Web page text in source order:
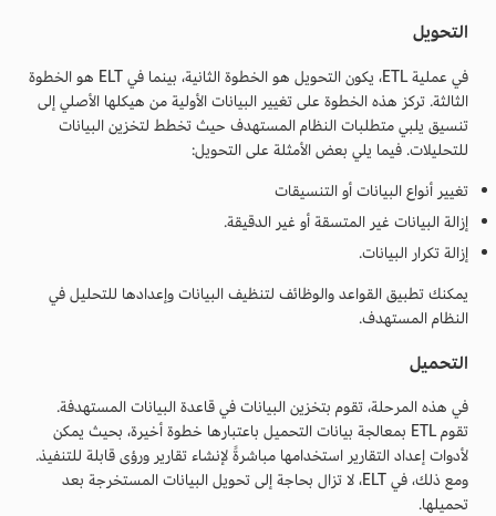
التحويل
في عملية ETL، يكون التحويل هو الخطوة الثانية، بينما في ELT هو الخطوة
الثالثة. تركز هذه الخطوة على تغيير البيانات الأولية من هيكلها الأصلي إلى
تنسيق يلبي متطلبات النظام المستهدف حيث تخطط لتخزين البيانات
للتحليلات. فيما يلي بعض الأمثلة على التحويل:
تغيير أنواع البيانات أو التنسيقات
إزالة البيانات غير المتسقة أو غير الدقيقة.
إزالة تكرار البيانات.
يمكنك تطبيق القواعد والوظائف لتنظيف البيانات وإعدادها للتحليل في
النظام المستهدف.
التحميل
في هذه المرحلة، تقوم بتخزين البيانات في قاعدة البيانات المستهدفة.
تقوم ETL بمعالجة بيانات التحميل باعتبارها خطوة أخيرة، بحيث يمكن
لأدوات إعداد التقارير استخدامها مباشرةً لإنشاء تقارير ورؤى قابلة للتنفيذ.
ومع ذلك، في ELT، لا تزال بحاجة إلى تحويل البيانات المستخرجة بعد
تحميلها.